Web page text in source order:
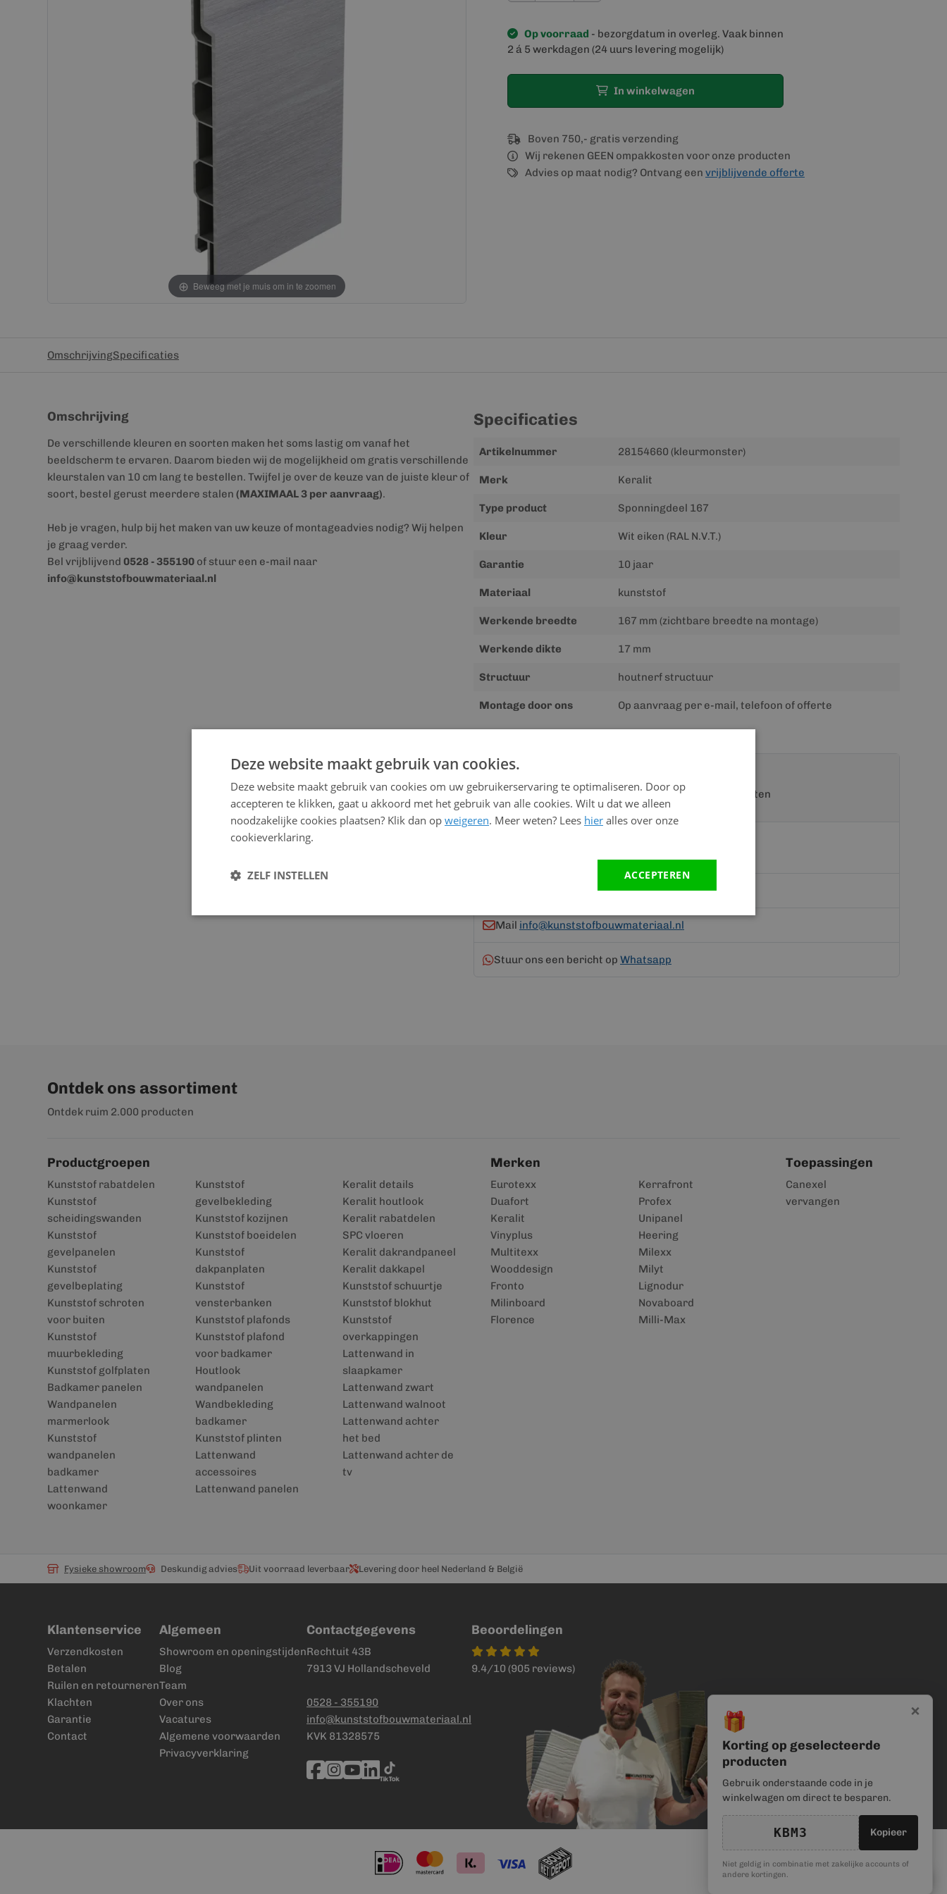
Beweeg met je muis om in te zoomen
Op voorraad - bezorgdatum in overleg. Vaak binnen
2 á 5 werkdagen (24 uurs levering mogelijk)
In winkelwagen
Boven 750,- gratis verzending
Wij rekenen GEEN ompakkosten voor onze producten
Advies op maat nodig? Ontvang een vrijblijvende offerte
OmschrijvingSpecificaties
Omschrijving
De verschillende kleuren en soorten maken het soms lastig om vanaf het
beeldscherm te ervaren. Daarom bieden wij de mogelijkheid om gratis verschillende
kleurstalen van 10 cm lang te bestellen. Twijfel je over de keuze van de juiste kleur of
soort, bestel gerust meerdere stalen (MAXIMAAL 3 per aanvraag).
Heb je vragen, hulp bij het maken van uw keuze of montageadvies nodig? Wij helpen
je graag verder.
Bel vrijblijvend 0528 - 355190 of stuur een e-mail naar
info@kunststofbouwmateriaal.nl
Specificaties
Meer
Artikelnummer 28154660 (kleurmonster)
Merk Keralit
Type product Sponningdeel 167
Kleur Wit eiken (RAL N.V.T.)
Garantie 10 jaar
Materiaal kunststof
Werkende breedte 167 mm (zichtbare breedte na montage)
Werkende dikte 17 mm
Structuur houtnerf structuur
Montage door ons Op aanvraag per e-mail, telefoon of offerte
Advies nodig?
Neem contact op met een van onze specialisten
Mail info@kunststofbouwmateriaal.nl
Stuur ons een bericht op Whatsapp
Ontdek ons assortiment
Ontdek ruim 2.000 producten
Productgroepen
Kunststof rabatdelen
Kunststof
scheidingswanden
Kunststof
gevelpanelen
Kunststof
gevelbeplating
Kunststof schroten
voor buiten
Kunststof
muurbekleding
Kunststof golfplaten
Badkamer panelen
Wandpanelen
marmerlook
Kunststof
wandpanelen
badkamer
Lattenwand
woonkamer
Kunststof
gevelbekleding
Kunststof kozijnen
Kunststof boeidelen
Kunststof
dakpanplaten
Kunststof
vensterbanken
Kunststof plafonds
Kunststof plafond
voor badkamer
Houtlook
wandpanelen
Wandbekleding
badkamer
Kunststof plinten
Lattenwand
accessoires
Lattenwand panelen
Keralit details
Keralit houtlook
Keralit rabatdelen
SPC vloeren
Keralit dakrandpaneel
Keralit dakkapel
Kunststof schuurtje
Kunststof blokhut
Kunststof
overkappingen
Lattenwand in
slaapkamer
Lattenwand zwart
Lattenwand walnoot
Lattenwand achter
het bed
Lattenwand achter de
tv
Merken
Eurotexx
Duafort
Keralit
Vinyplus
Multitexx
Wooddesign
Fronto
Milinboard
Florence
Kerrafront
Profex
Unipanel
Heering
Milexx
Milyt
Lignodur
Novaboard
Milli-Max
Toepassingen
Canexel
vervangen
Fysieke showroom Deskundig advies Uit voorraad leverbaar Levering door heel Nederland & België
Klantenservice
Verzendkosten
Betalen
Ruilen en retourneren
Klachten
Garantie
Contact
Algemeen
Showroom en openingstijden
Blog
Team
Over ons
Vacatures
Algemene voorwaarden
Privacyverklaring
Contactgegevens
Rechtuit 43B
7913 VJ Hollandscheveld
0528 - 355190
info@kunststofbouwmateriaal.nl
KVK 81328575
Beoordelingen
9.4/10 (905 reviews)
×
🎁
Korting op geselecteerde
producten
Gebruik onderstaande code in je
winkelwagen om direct te besparen.
KBM3 Kopieer
Niet geldig in combinatie met zakelijke accounts of
andere kortingen.
Deze website maakt gebruik van cookies.
Deze website maakt gebruik van cookies om uw gebruikerservaring te optimaliseren. Door op
accepteren te klikken, gaat u akkoord met het gebruik van alle cookies. Wilt u dat we alleen
noodzakelijke cookies plaatsen? Klik dan op weigeren. Meer weten? Lees hier alles over onze
cookieverklaring.
ACCEPTEREN
ZELF INSTELLEN